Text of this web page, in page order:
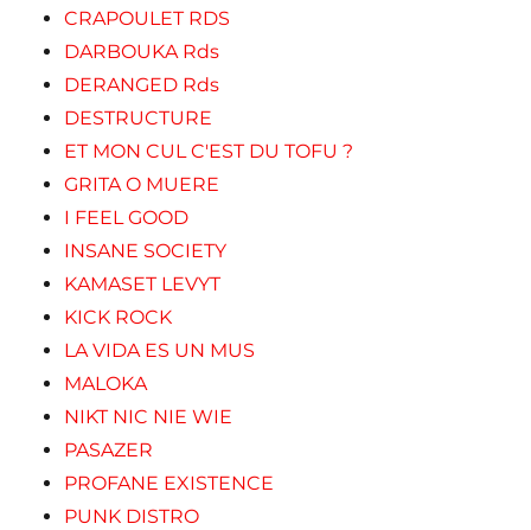
CRAPOULET RDS
DARBOUKA Rds
DERANGED Rds
DESTRUCTURE
ET MON CUL C'EST DU TOFU ?
GRITA O MUERE
I FEEL GOOD
INSANE SOCIETY
KAMASET LEVYT
KICK ROCK
LA VIDA ES UN MUS
MALOKA
NIKT NIC NIE WIE
PASAZER
PROFANE EXISTENCE
PUNK DISTRO